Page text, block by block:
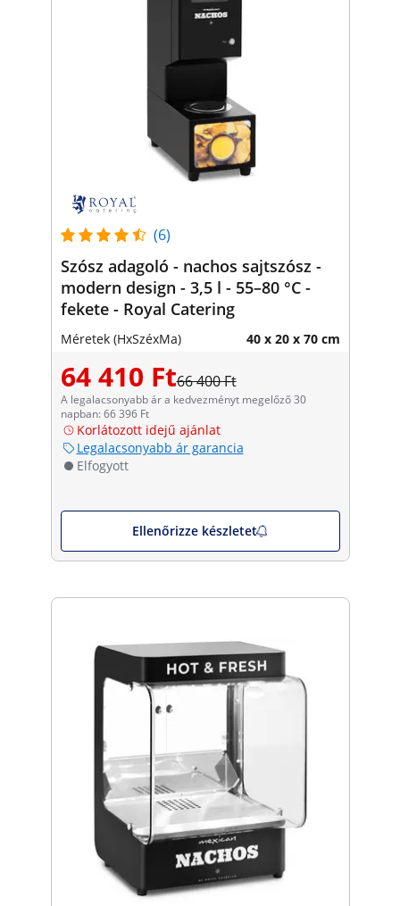
(6)
Szósz adagoló - nachos sajtszósz -
modern design - 3,5 l - 55–80 °C -
fekete - Royal Catering
Méretek (HxSzéxMa) 40 x 20 x 70 cm
64 410 Ft66 400 Ft
A legalacsonyabb ár a kedvezményt megelőző 30
napban: 66 396 Ft
Korlátozott idejű ajánlat
Legalacsonyabb ár garancia
Elfogyott
Ellenőrizze készletet